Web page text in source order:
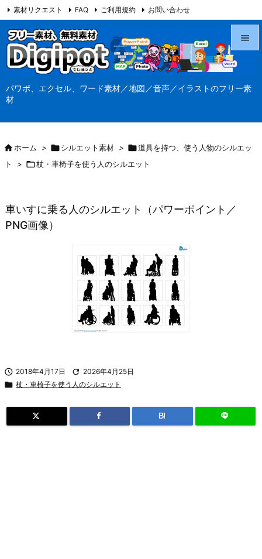
パワポ、エクセル、ワード素材／地図／音声／イラストのフリー素
材




素材リクエスト FAQ ご利用規約 お問い合わせ
当サイト（Digipot.net）について
ホーム > シルエット素材 > 道具を持つ、使う人物のシルエッ
ト
> 杖・車椅子を使う人のシルエット
車いすに乗る人のシルエット（パワーポイント／
PNG画像）
 2018年4月17日  2026年4月25日
 杖・車椅子を使う人のシルエット
B!